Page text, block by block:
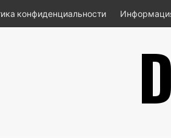
конфиденциальности